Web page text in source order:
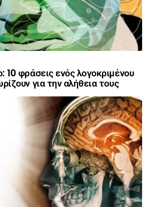
10 φράσεις ενός λογοκριμένου
για την αλήθεια τους